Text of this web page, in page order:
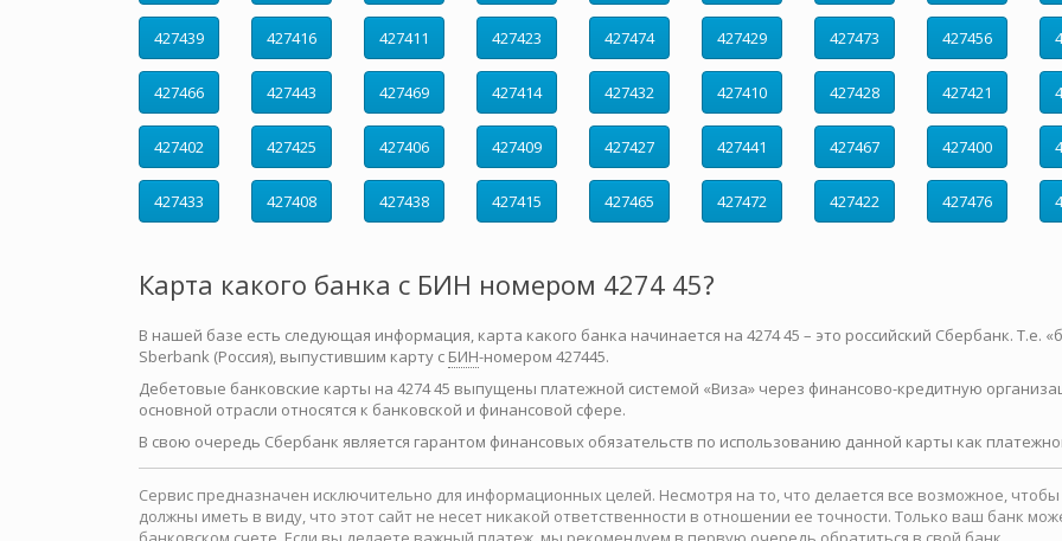
427439 427416 427411 427423 427474 427429 427473 427456
427466 427443 427469 427414 427432 427410 427428 427421
427402 427425 427406 427409 427427 427441 427467 427400
427433 427408 427438 427415 427465 427472 427422 427476
Карта какого банка с БИН номером 4274 45?
В нашей базе есть следующая информация, карта какого банка начинается на 4274 45 – это российский Сбербанк. Т.е.
Sberbank (Россия), выпустившим карту с БИН-номером 427445.
Дебетовые банковские карты на 4274 45 выпущены платежной системой «Виза» через финансово-кредитную
основной отрасли относятся к банковской и финансовой сфере.
В свою очередь Сбербанк является гарантом финансовых обязательств по использованию данной карты как
Сервис предназначен исключительно для информационных целей. Несмотря на то, что делается все возможное,
должны иметь в виду, что этот сайт не несет никакой ответственности в отношении ее точности. Только ваш банк